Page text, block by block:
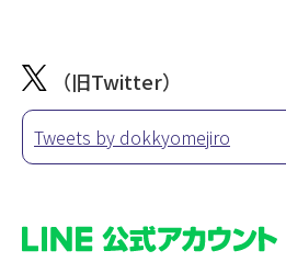
（旧Twitter）
Tweets by dokkyomejiro